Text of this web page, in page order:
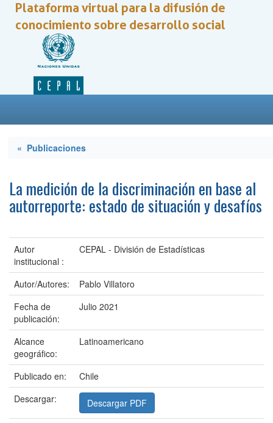
Plataforma virtual para la difusión de
conocimiento sobre desarrollo social
« Publicaciones
La medición de la discriminación en base al
autorreporte: estado de situación y desafíos
Autor
institucional :
CEPAL - División de Estadísticas
Autor/Autores:
Pablo Villatoro
Fecha de
publicación:
Julio 2021
Alcance
geográfico:
Latinoamericano
Publicado en:
Chile
Descargar:
Descargar PDF